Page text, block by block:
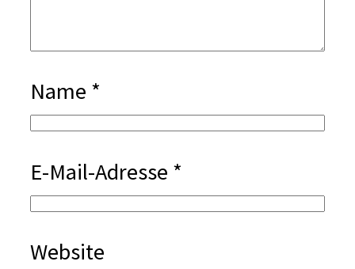
Name *
E-Mail-Adresse *
Website